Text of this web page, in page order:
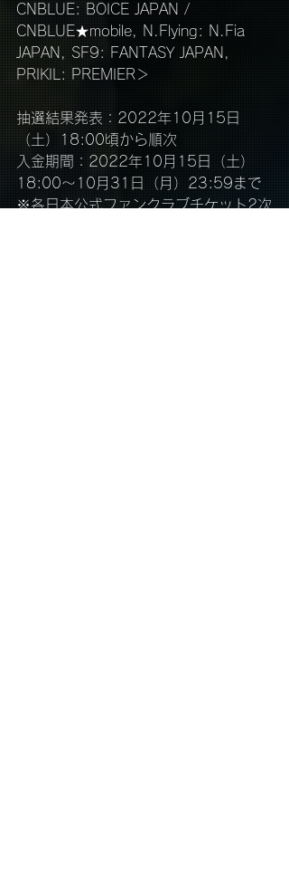
CNBLUE: BOICE JAPAN /
CNBLUE★mobile, N.Flying: N.Fia
JAPAN, SF9: FANTASY JAPAN,
PRIKIL: PREMIER＞
抽選結果発表：2022年10月15日
（土）18:00頃から順次
入金期間：2022年10月15日（土）
18:00～10月31日（月）23:59まで
※各日本公式ファンクラブチケット2次